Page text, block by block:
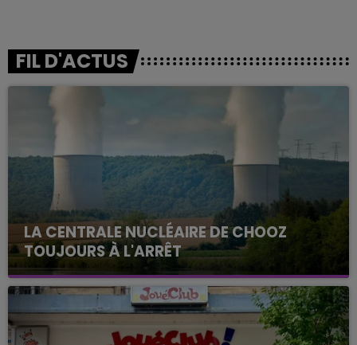
FIL D'ACTUS
LA CENTRALE NUCLÉAIRE DE CHOOZ
TOUJOURS À L'ARRÊT
Cela fait déjà une semaine que la centrale
nucléaire ardennaise est à l'arrêt. Une situation
justifiée par la sécheresse intense qui est toujours
présente.